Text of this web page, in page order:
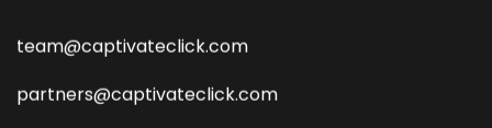
team@captivateclick.com
partners@captivateclick.com